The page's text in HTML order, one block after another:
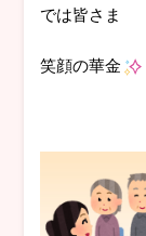
では皆さま
笑顔の華金